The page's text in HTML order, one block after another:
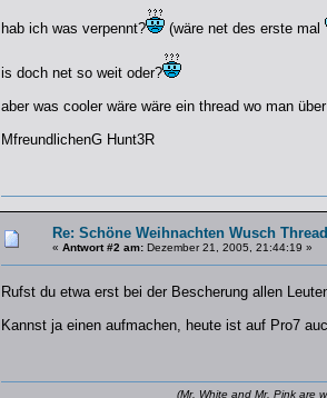
hab ich was verpennt? (wäre net des erste mal
is doch net so weit oder?
aber was cooler wäre wäre ein thread wo man
MfreundlichenG Hunt3R
Re: Schöne Weihnachten Wusch
« Antwort #2 am:Dezember 21, 2005, 21:44:19 »
Rufst du etwa erst bei der Bescherung allen
Kannst ja einen aufmachen, heute ist auf Pro7
(Mr. White and Mr. Pink are